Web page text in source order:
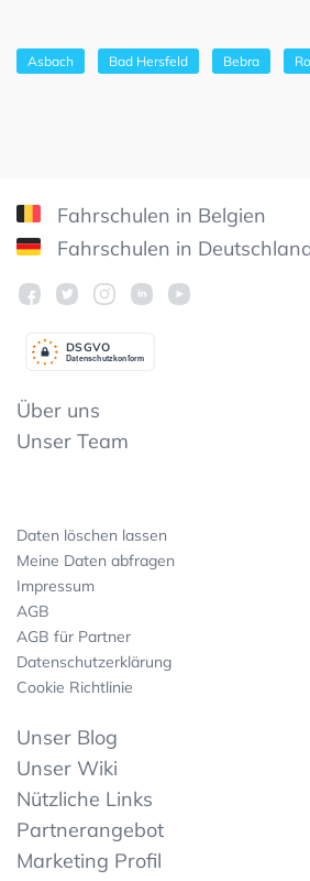
Asbach Bad Hersfeld Bebra
Fahrschulen in Belgien
Fahrschulen in
Datenschutzkonform
DSGVO
Über uns
Unser Team
Daten löschen lassen
Meine Daten abfragen
Impressum
AGB
AGB für Partner
Datenschutzerklärung
Cookie Richtlinie
Unser Blog
Unser Wiki
Nützliche Links
Partnerangebot
Marketing Profil